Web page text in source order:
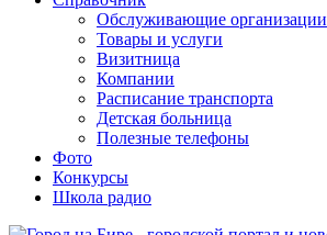
Обслуживающие организации
Товары и услуги
Визитница
Компании
Расписание транспорта
Детская больница
Полезные телефоны
Фото
Конкурсы
Школа радио